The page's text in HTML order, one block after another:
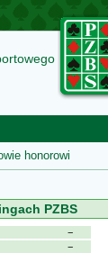
honorowi
PZBS
−
−